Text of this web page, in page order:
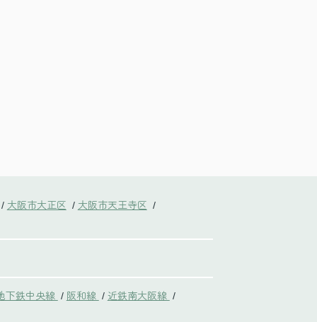
/ 大阪市大正区 / 大阪市天王寺区 /
下鉄中央線 / 阪和線 / 近鉄南大阪線 /